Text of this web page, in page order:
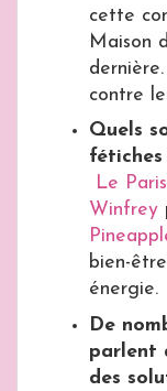
cette
Maison
contre
Quels
fétiches
Le
Winfrey
bien-
énergie.
De
parlent
des